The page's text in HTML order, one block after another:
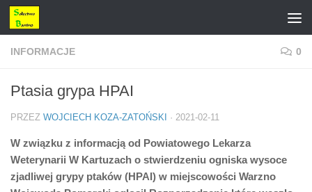
Przejdź do treści
INFORMACJE 0
Ptasia grypa HPAI
PRZEZ WOJCIECH KOZA-ZATOŃSKI · 2021-02-11
W związku z informacją od Powiatowego Lekarza
Weterynarii W Kartuzach o stwierdzeniu ogniska wysoce
zjadliwej grypy ptaków (HPAI) w miejscowości Warzno